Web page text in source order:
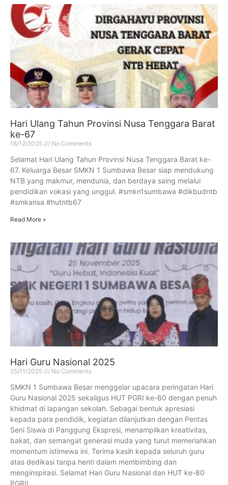
Hari Ulang Tahun Provinsi Nusa Tenggara Barat
ke-67
16/12/2025 No Comments
Selamat Hari Ulang Tahun Provinsi Nusa Tenggara Barat ke-
67. Keluarga Besar SMKN 1 Sumbawa Besar siap mendukung
NTB yang makmur, mendunia, dan berdaya saing melalui
pendidikan vokasi yang unggul. #smkn1sumbawa #dikbudntb
#smkansa #hutntb67
Read More »
Hari Guru Nasional 2025
25/11/2025 No Comments
SMKN 1 Sumbawa Besar menggelar upacara peringatan Hari
Guru Nasional 2025 sekaligus HUT PGRI ke-80 dengan penuh
khidmat di lapangan sekolah. Sebagai bentuk apresiasi
kepada para pendidik, kegiatan dilanjutkan dengan Pentas
Seni Siswa di Panggung Ekspresi, menampilkan kreativitas,
bakat, dan semangat generasi muda yang turut memeriahkan
momentum istimewa ini. Terima kasih kepada seluruh guru
atas dedikasi tanpa henti dalam membimbing dan
menginspirasi. Selamat Hari Guru Nasional dan HUT ke-80